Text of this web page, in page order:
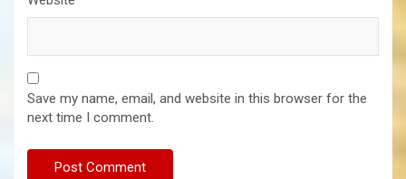
Save my name, email, and website in this browser for the
next time I comment.